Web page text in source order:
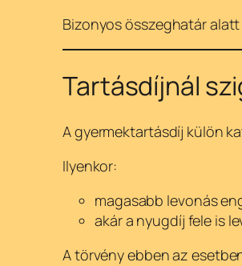
Bizonyos összeghatár
Tartásdíjnál
A gyermektartásdíj külön
Ilyenkor:
magasabb levonás
akár a nyugdíj fele is
A törvény ebben az